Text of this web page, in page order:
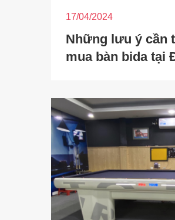
17/04/2024
Những lưu ý cần
mua bàn bida tại